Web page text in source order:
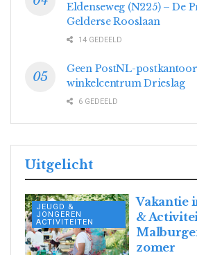
Eldenseweg (N225) – De
Gelderse Rooslaan
14 GEDEELD
Geen PostNL-
winkelcentrum Drieslag
6 GEDEELD
Uitgelicht
JEUGD &
JONGEREN
ACTIVITEITEN
Vakantie
&
zomer